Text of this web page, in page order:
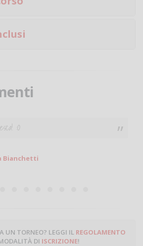
:O
Bianchetti
UN TORNEO? LEGGI IL REGOLAMENTO
DI ISCRIZIONE!